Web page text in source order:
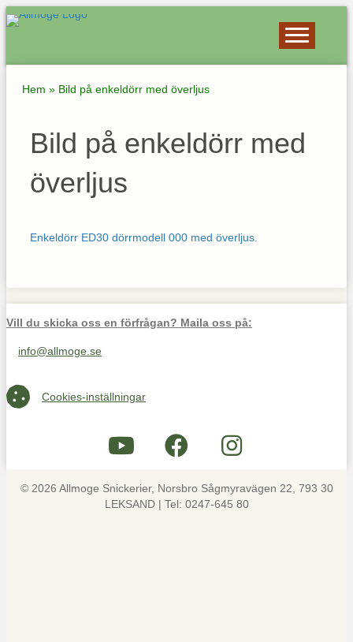
Hem » Bild på enkeldörr med överljus
Bild på enkeldörr med
överljus
Enkeldörr ED30 dörrmodell 000 med överljus.
Vill du skicka oss en förfrågan? Maila oss på:
Maila oss på info@allmoge.se
info@allmoge.se
Cookies-inställningar
Cookies-inställningar
© 2026 Allmoge Snickerier, Norsbro Sågmyravägen 22, 793 30
LEKSAND | Tel: 0247-645 80